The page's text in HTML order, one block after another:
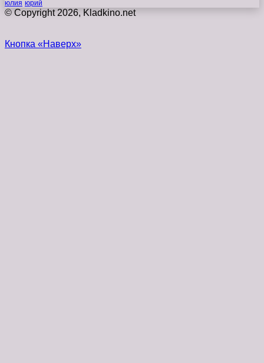
юлия юрий
© Copyright 2026, Kladkino.net
Кнопка «Наверх»